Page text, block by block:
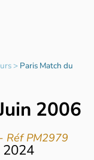
> Paris Match du
2006
- Réf PM2979